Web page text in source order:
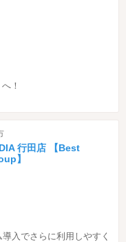
！
行田店 【Best
】
入でさらに利用しやすく